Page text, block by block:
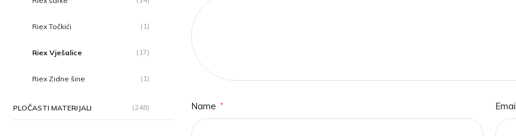
Riex Točkići (1)
Riex Vješalice (17)
Riex Zidne šine (1)
PLOČASTI MATERIJALI (248) Name * Email